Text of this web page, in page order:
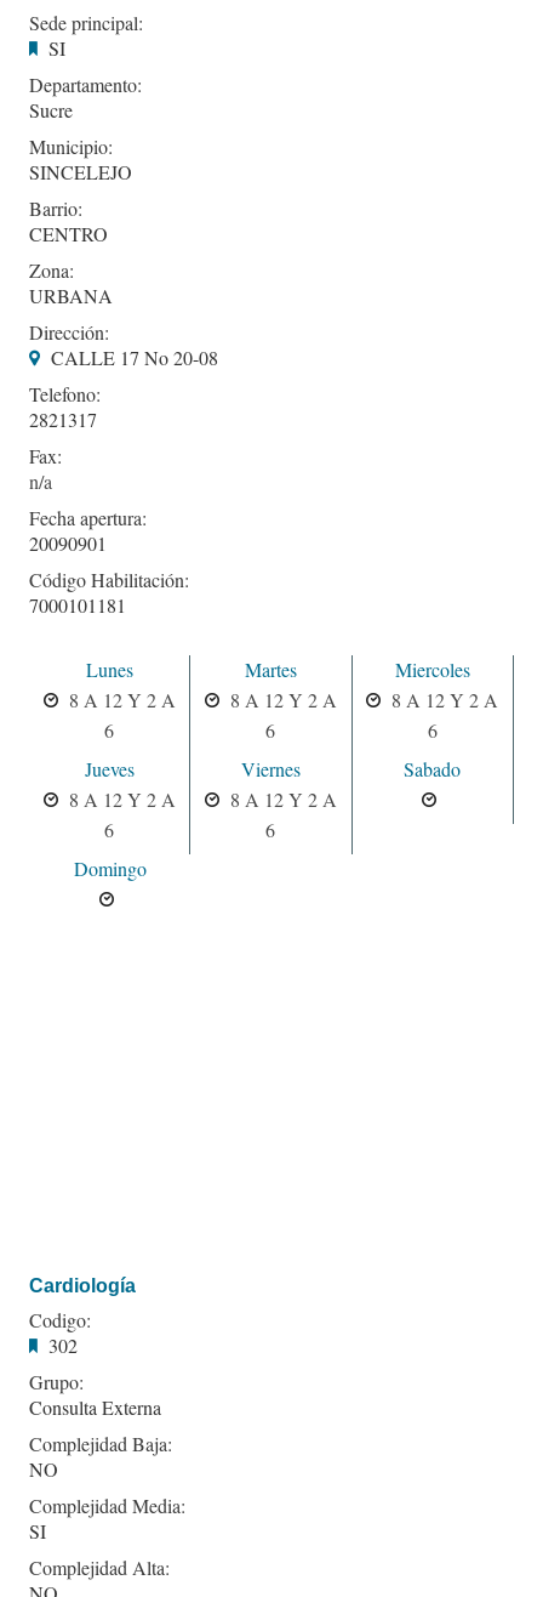
Sede principal:
SI
Departamento:
Sucre
Municipio:
SINCELEJO
Barrio:
CENTRO
Zona:
URBANA
Dirección:
CALLE 17 No 20-08
Telefono:
2821317
Fax:
Fecha apertura:
20090901
Código Habilitación:
7000101181
Lunes
8 A 12 Y 2 A
6
Martes
8 A 12 Y 2 A
6
Miercoles
8 A 12 Y 2 A
6
Jueves
8 A 12 Y 2 A
6
Viernes
8 A 12 Y 2 A
6
Sabado
Domingo
Cardiología
Codigo:
302
Grupo:
Consulta Externa
Complejidad Baja:
NO
Complejidad Media:
SI
Complejidad Alta: